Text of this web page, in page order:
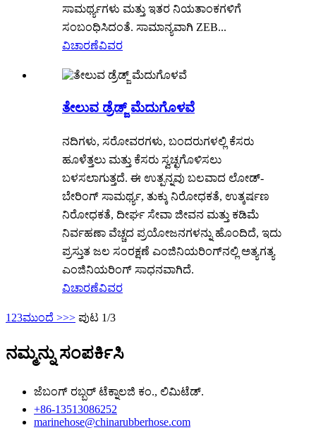
ಸಾಮರ್ಥ್ಯಗಳು ಮತ್ತು ಇತರ ನಿಯತಾಂಕಗಳಿಗೆ
ಸಂಬಂಧಿಸಿದಂತೆ. ಸಾಮಾನ್ಯವಾಗಿ ZEB...
ವಿಚಾರಣೆವಿವರ
ತೇಲುವ ಡ್ರೆಡ್ಜ್ ಮೆದುಗೊಳವೆ
ನದಿಗಳು, ಸರೋವರಗಳು, ಬಂದರುಗಳಲ್ಲಿ ಕೆಸರು
ಹೂಳೆತ್ತಲು ಮತ್ತು ಕೆಸರು ಸ್ವಚ್ಛಗೊಳಿಸಲು
ಬಳಸಲಾಗುತ್ತದೆ. ಈ ಉತ್ಪನ್ನವು ಬಲವಾದ ಲೋಡ್-
ಬೇರಿಂಗ್ ಸಾಮರ್ಥ್ಯ, ತುಕ್ಕು ನಿರೋಧಕತೆ, ಉತ್ಕರ್ಷಣ
ನಿರೋಧಕತೆ, ದೀರ್ಘ ಸೇವಾ ಜೀವನ ಮತ್ತು ಕಡಿಮೆ
ನಿರ್ವಹಣಾ ವೆಚ್ಚದ ಪ್ರಯೋಜನಗಳನ್ನು ಹೊಂದಿದೆ, ಇದು
ಪ್ರಸ್ತುತ ಜಲ ಸಂರಕ್ಷಣೆ ಎಂಜಿನಿಯರಿಂಗ್‌ನಲ್ಲಿ ಅತ್ಯಗತ್ಯ
ಎಂಜಿನಿಯರಿಂಗ್ ಸಾಧನವಾಗಿದೆ.
ವಿಚಾರಣೆವಿವರ
1 23ಮುಂದೆ >>> ಪುಟ 1/3
ನಮ್ಮನ್ನು ಸಂಪರ್ಕಿಸಿ
ಜೆಬಂಗ್ ರಬ್ಬರ್ ಟೆಕ್ನಾಲಜಿ ಕಂ., ಲಿಮಿಟೆಡ್.
+86-13513086252
marinehose@chinarubberhose.com